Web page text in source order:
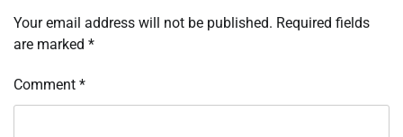
Your email address will not be published. Required fields
are marked *
Comment *